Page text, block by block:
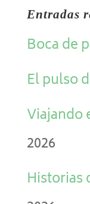
Entradas
Boca de
El pulso
Viajando
2026
Historias